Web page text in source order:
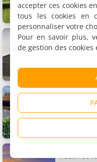
7.4 km
Bbstudio3
3 personnes,
B & B
2
Maison de
accepter ces cookies
tous les cookies en
personnaliser votre
Pour en savoir plus,
de gestion des